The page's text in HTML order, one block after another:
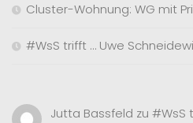
Cluster-Wohnung: WG mit
#WsS trifft … Uwe
Jutta Bassfeld zu #WsS